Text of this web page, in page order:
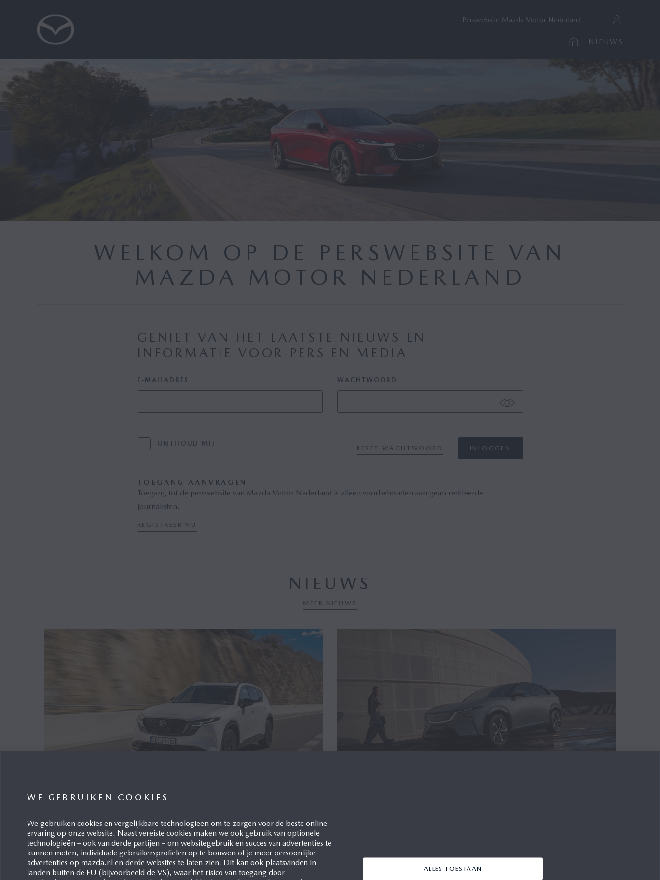
Perswebsite Mazda Motor Nederland
NIEUWS
WELKOM OP DE PERSWEBSITE VAN
MAZDA MOTOR NEDERLAND
GENIET VAN HET LAATSTE NIEUWS EN
INFORMATIE VOOR PERS EN MEDIA
E-MAILADRES WACHTWOORD
ONTHOUD MIJ
RESET WACHTWOORD INLOGGEN
TOEGANG AANVRAGEN
Toegang tot de perswebsite van Mazda Motor Nederland is alleen voorbehouden aan geaccrediteerde
journalisten.
REGISTREER NU
NIEUWS
VOLLEDIG NIEUWE MAZDA CX-5
Waddinxveen, 30/07/2026
DeAmerikaanse uitvoering van de volledig nieuwe Mazda CX-5 is
bekroond met de IIHS TOP SAFETY PICK 2026
veiligheidspakket
MEER NIEUWS
WE GEBRUIKEN COOKIES
We gebruiken cookies en vergelijkbare technologieën om te zorgen voor de beste online
ervaring op onze website. Naast vereiste cookies maken we ook gebruik van optionele
technologieën – ook van derde partijen – om websitegebruik en succes van advertenties te
kunnen meten, individuele gebruikersprofielen op te bouwen of je meer persoonlijke
advertenties op mazda.nl en derde websites te laten zien. Dit kan ook plaatsvinden in
landen buiten de EU (bijvoorbeeld de VS), waar het risico van toegang door
ALLES TOESTAAN